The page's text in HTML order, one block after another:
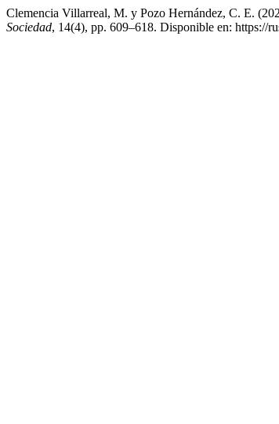
Clemencia Villarreal, M. y Pozo Hernández, C. E.
Sociedad, 14(4), pp. 609–618. Disponible en: https://